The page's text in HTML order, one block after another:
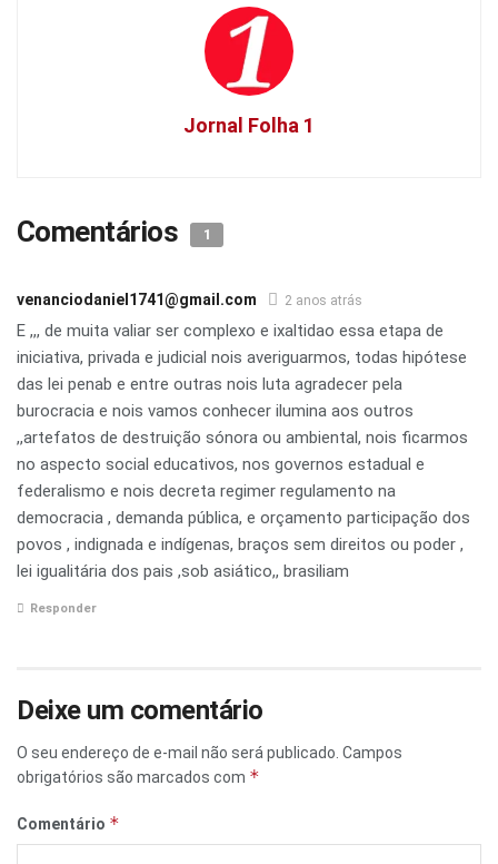
Jornal Folha 1
Comentários 1
venanciodaniel1741@gmail.com 2 anos atrás
E ,,, de muita valiar ser complexo e ixaltidao essa etapa de
iniciativa, privada e judicial nois averiguarmos, todas hipótese
das lei penab e entre outras nois luta agradecer pela
burocracia e nois vamos conhecer ilumina aos outros
,,artefatos de destruição sónora ou ambiental, nois ficarmos
no aspecto social educativos, nos governos estadual e
federalismo e nois decreta regimer regulamento na
democracia , demanda pública, e orçamento participação dos
povos , indignada e indígenas, braços sem direitos ou poder ,
lei igualitária dos pais ,sob asiático,, brasiliam
Responder
Deixe um comentário
O seu endereço de e-mail não será publicado. Campos
obrigatórios são marcados com *
Comentário *